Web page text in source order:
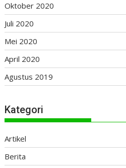
Oktober 2020
Juli 2020
Mei 2020
April 2020
Agustus 2019
Kategori
Artikel
Berita